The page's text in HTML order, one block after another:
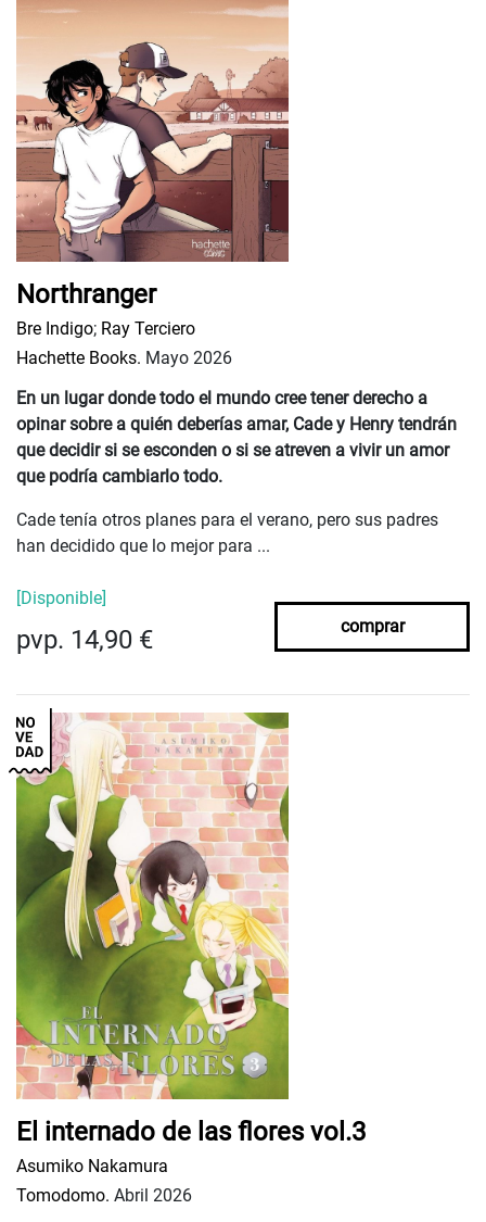
Northranger
Bre Indigo; Ray Terciero
Hachette Books. Mayo 2026
En un lugar donde todo el mundo cree tener derecho a
opinar sobre a quién deberías amar, Cade y Henry tendrán
que decidir si se esconden o si se atreven a vivir un amor
que podría cambiarlo todo.
Cade tenía otros planes para el verano, pero sus padres
han decidido que lo mejor para ...
[Disponible]
pvp. 14,90 € comprar
El internado de las flores vol.3
Asumiko Nakamura
Tomodomo. Abril 2026